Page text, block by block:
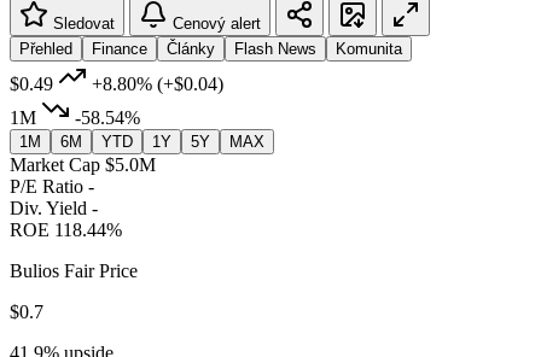
Sledovat
Cenový alert
Přehled
Finance Články Flash News Komunita
$0.49 +8.80% (+$0.04)
1M
-58.54%
1M 6M YTD 1Y 5Y MAX
Market Cap $5.0M
P/E Ratio -
Div. Yield -
ROE 118.44%
Bulios Fair Price
$0.7
41.9% upside